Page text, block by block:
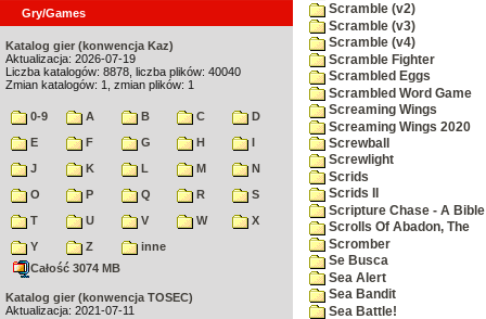
Gry/Games
Katalog gier (konwencja Kaz)
Aktualizacja: 2026-07-19
Liczba katalogów: 8878, liczba plików: 40040
Zmian katalogów: 1, zmian plików: 1
0-9 A B C
D
E
F G H
I
J
K L M
N
O
P Q R
S
T
U V W
X
Y
Z
inne
Całość 3074 MB
Katalog gier (konwencja TOSEC)
Aktualizacja: 2021-07-11
Scramble (v2)
Scramble (v3)
Scramble (v4)
Scramble Fighter
Scrambled Eggs
Scrambled Word Game
Screaming Wings
Screaming Wings 2020
Screwball
Screwlight
Scrids
Scrids II
Scripture Chase - A Bible
Scrolls Of Abadon, The
Scromber
Se Busca
Sea Alert
Sea Bandit
Sea Battle!